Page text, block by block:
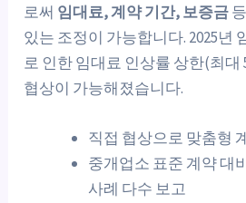
로써 임대료, 계약 기간, 보증금
있는 조정이 가능합니다. 2025년
로 인한 임대료 인상률 상한(최대
협상이 가능해졌습니다.
직접 협상으로 맞춤형
중개업소 표준 계약 대
사례 다수 보고